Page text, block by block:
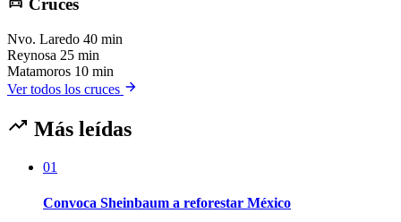
Cruces
Nvo. Laredo 40 min
Reynosa 25 min
Matamoros 10 min
Ver todos los cruces
Más leídas
01
Convoca Sheinbaum a reforestar México